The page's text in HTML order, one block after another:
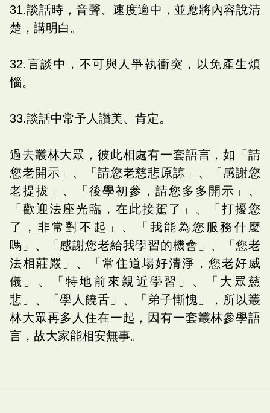
31.談話時，音聲、速度適中，並應將內容說清
楚，講明白。
32.言談中，不可與人爭執衝突，以免產生煩
惱。
33.談話中常予人讚美、肯定。
過去叢林大眾，彼此相處有一套語言，如「請
您老開示」、「請您老慈悲原諒」、「感謝您
老提拔」、「後學初參，請您多多開示」、
「歡迎法座光臨，在此接駕了」、「打擾您
了，非常對不起」、「我能為您服務什麼
嗎」、「感謝您老給我學習的機會」、「您老
法相莊嚴」、「常住道場好清淨，您老好威
儀」、「特地前來親近學習」、「大眾慈
悲」、「學人饒舌」、「弟子慚愧」，所以叢
林大眾再多人住在一起，因有一套叢林參學語
言，故大家能相安無事。